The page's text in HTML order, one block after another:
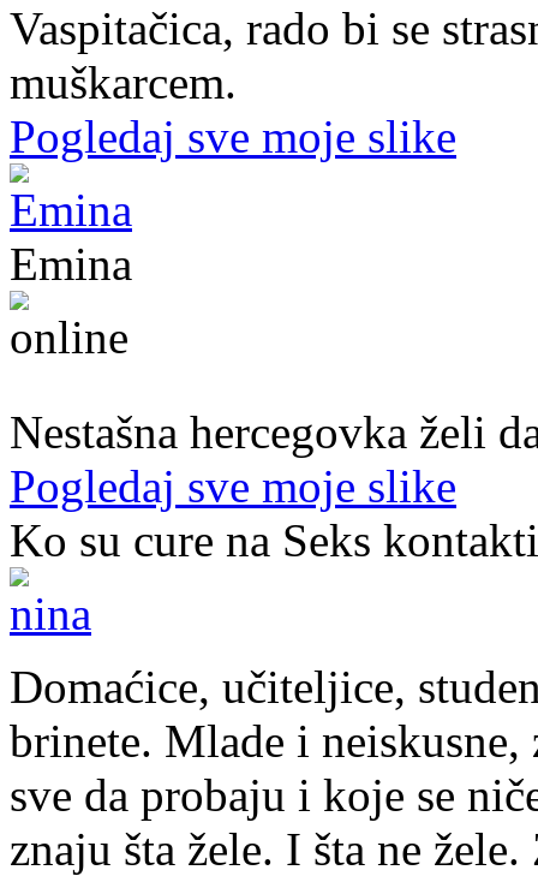
Vaspitačica, rado bi se
muškarcem.
Pogledaj sve moje slike
Emina
Nestašna hercegovka želi
Pogledaj sve moje slike
Ko su cure na Seks
Domaćice, učiteljice,
brinete. Mlade i
sve da probaju i koje se
znaju šta žele. I šta ne